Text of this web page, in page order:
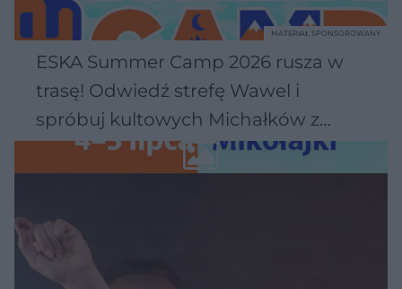
ESKA Summer Camp 2026 rusza w
trasę! Odwiedź strefę Wawel i
spróbuj kultowych Michałków z
Wawelu
MATERIAŁ SPONSOROWANY